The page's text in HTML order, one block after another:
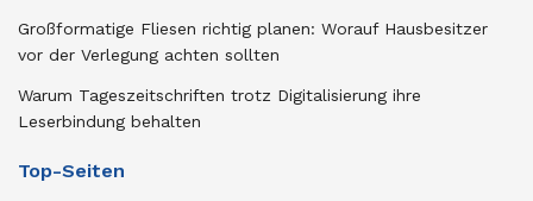
Großformatige Fliesen richtig planen: Worauf Hausbesitzer
vor der Verlegung achten sollten
Warum Tageszeitschriften trotz Digitalisierung ihre
Leserbindung behalten
Top-Seiten